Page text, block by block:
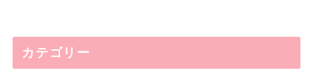
カテゴリー